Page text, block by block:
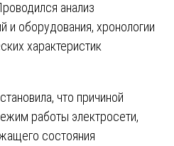
анализ
и оборудования, хронологии
характеристик
что причиной
работы электросети,
состояния